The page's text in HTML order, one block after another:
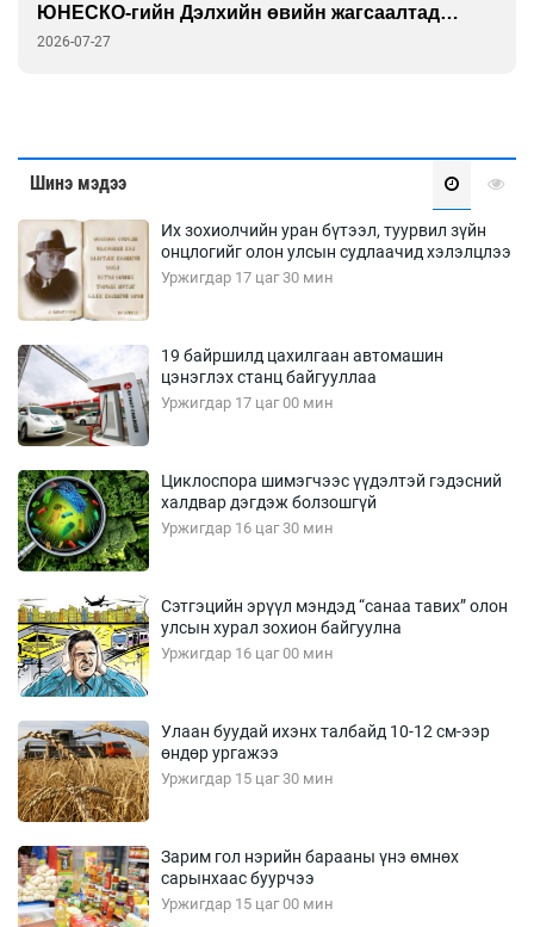
саатаарай
2026-07-24
Шинэ мэдээ
Их зохиолчийн уран бүтээл, туурвил зүйн
онцлогийг олон улсын судлаачид хэлэлцлээ
Уржигдар 17 цаг 30 мин
19 байршилд цахилгаан автомашин
цэнэглэх станц байгууллаа
Уржигдар 17 цаг 00 мин
Циклоспора шимэгчээс үүдэлтэй гэдэсний
халдвар дэгдэж болзошгүй
Уржигдар 16 цаг 30 мин
Сэтгэцийн эрүүл мэндэд “санаа тавих” олон
улсын хурал зохион байгуулна
Уржигдар 16 цаг 00 мин
Улаан буудай ихэнх талбайд 10-12 см-ээр
өндөр ургажээ
Уржигдар 15 цаг 30 мин
Зарим гол нэрийн барааны үнэ өмнөх
сарынхаас буурчээ
Уржигдар 15 цаг 00 мин